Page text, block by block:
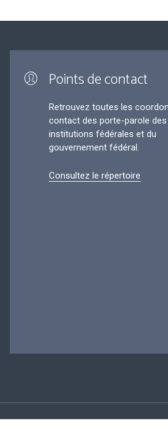
Points de contact
Retrouvez toutes les
contact des porte-parole des
institutions fédérales et du
gouvernement fédéral.
Consultez le répertoire